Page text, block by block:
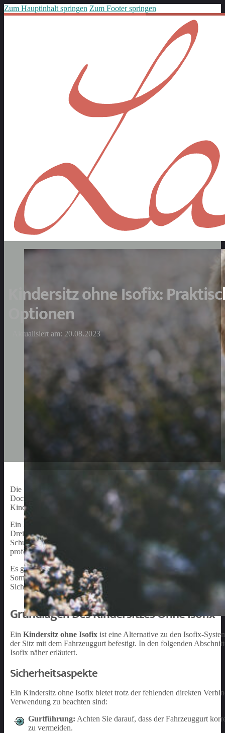
Zum Hauptinhalt springen Zum Footer springen
Kindersitz ohne Isofix:
Optionen
Aktualisiert am: 20.08.2023
Die Sicherheit unserer Kleinsten hat oberste Priorität,
Doch in vielen Fällen sind die Fahrzeuge nicht mit dem
Kindersitzes im Fahrzeug ermöglicht. Für diesen Fall gibt es
Ein Kindersitz ohne Isofix bietet dennoch einen effektiven
Dreipunktgurts befestigt und bietet somit ausreichend Sicherheit.
Schutzwirkung zu gewährleisten. Daher sollten Eltern stets auf
professionelle Beratung in Anspruch nehmen.
Es gibt eine Vielzahl von Modellen und Herstellern von
Somit sollte sich für jede Familie ein passendes Modell finden
Sicherheitsstandards und mögliche Testsieger zu informieren.
Grundlagen Des Kindersitzes Ohne Isofix
Ein Kindersitz ohne Isofix ist eine Alternative zu den Isofix-
der Sitz mit dem Fahrzeuggurt befestigt. In den folgenden
Isofix näher erläutert.
Sicherheitsaspekte
Ein Kindersitz ohne Isofix bietet trotz der fehlenden direkten
Verwendung zu beachten sind:
Gurtführung: Achten Sie darauf, dass der Fahrzeuggurt
zu vermeiden.